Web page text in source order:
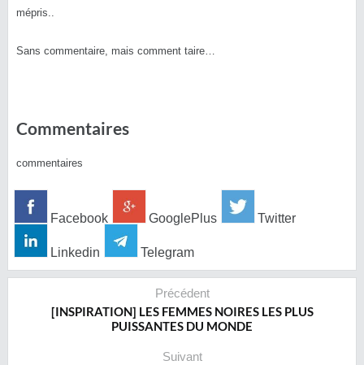
mépris..
Sans commentaire, mais comment taire…
Commentaires
commentaires
Facebook GooglePlus Twitter
Linkedin Telegram
Précédent
[INSPIRATION] LES FEMMES NOIRES LES PLUS
PUISSANTES DU MONDE
Suivant